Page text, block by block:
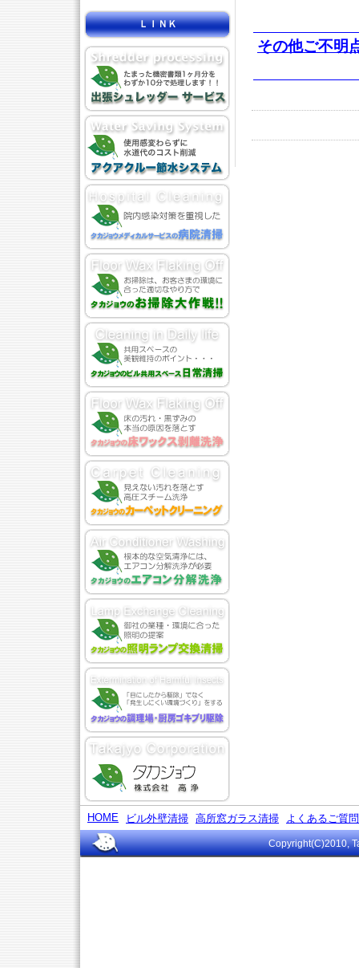
その他ご不明
ＬＩＮＫ
HOME ビル外壁清掃 高所窓ガラス清掃 よくあるご質問
Copyright(C)2010,